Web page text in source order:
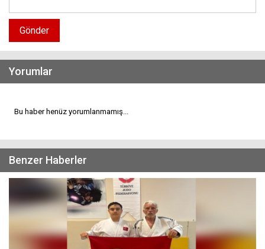
Gönder
Yorumlar
Bu haber henüz yorumlanmamış...
Benzer Haberler